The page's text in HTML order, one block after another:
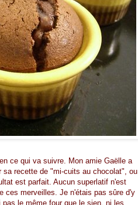
ce qui va suivre. Mon amie Gaëlle a
sa recette de "mi-cuits au chocolat", ou
est parfait. Aucun superlatif n'est
ces merveilles. Je n'étais pas sûre d'y
le même four que le sien, ni les